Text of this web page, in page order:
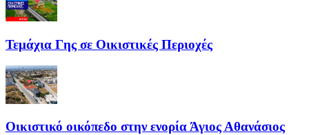
Τεμάχια Γης σε Οικιστικές Περιοχές
Οικιστικό οικόπεδο στην ενορία Άγιος Αθανάσιος